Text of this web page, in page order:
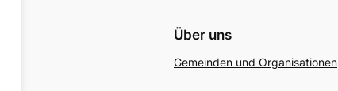
Über uns
Gemeinden und Organisationen